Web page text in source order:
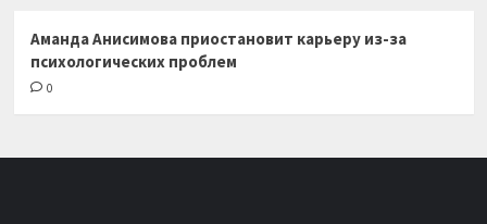
Аманда Анисимова приостановит карьеру из-за
психологических проблем
0